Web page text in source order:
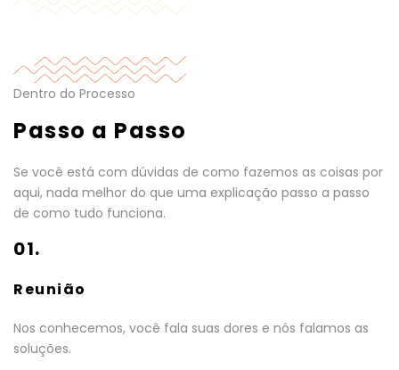
Dentro do Processo
Passo a Passo
Se você está com dúvidas de como fazemos as coisas por
aqui, nada melhor do que uma explicação passo a passo
de como tudo funciona.
01.
Reunião
Nos conhecemos, você fala suas dores e nós falamos as
soluções.